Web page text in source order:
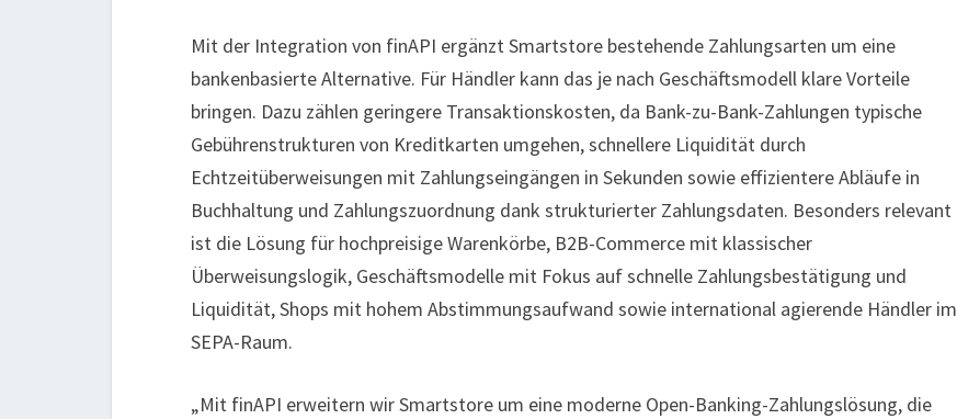
Mit der Integration von finAPI ergänzt Smartstore bestehende Zahlungsarten um eine
bankenbasierte Alternative. Für Händler kann das je nach Geschäftsmodell klare Vorteile
bringen. Dazu zählen geringere Transaktionskosten, da Bank-zu-Bank-Zahlungen typische
Gebührenstrukturen von Kreditkarten umgehen, schnellere Liquidität durch
Echtzeitüberweisungen mit Zahlungseingängen in Sekunden sowie effizientere Abläufe in
Buchhaltung und Zahlungszuordnung dank strukturierter Zahlungsdaten. Besonders relevant
ist die Lösung für hochpreisige Warenkörbe, B2B-Commerce mit klassischer
Überweisungslogik, Geschäftsmodelle mit Fokus auf schnelle Zahlungsbestätigung und
Liquidität, Shops mit hohem Abstimmungsaufwand sowie international agierende Händler im
SEPA-Raum.
„Mit finAPI erweitern wir Smartstore um eine moderne Open-Banking-Zahlungslösung, die